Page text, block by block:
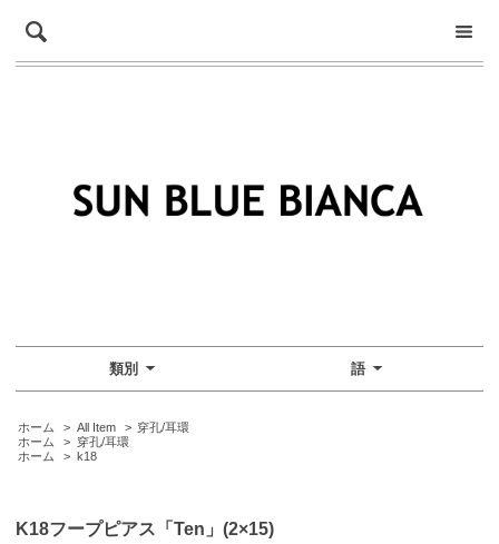
類別 語
ホーム > All Item > 穿孔/耳環
ホーム
> 穿孔/耳環
ホーム
> k18
K18フープピアス「Ten」(2×15)